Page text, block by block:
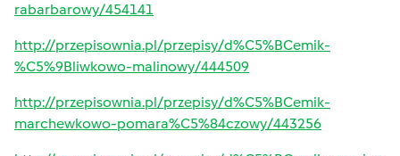
rabarbarowy/454141
http://przepisownia.pl/przepisy/d%C5%BCemik-
%C5%9Bliwkowo-malinowy/444509
http://przepisownia.pl/przepisy/d%C5%BCemik-
marchewkowo-pomara%C5%84czowy/443256